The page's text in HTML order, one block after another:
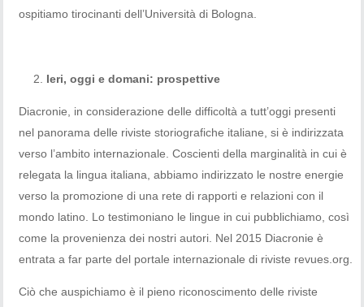
ospitiamo tirocinanti dell’Università di Bologna.
Ieri, oggi e domani: prospettive
Diacronie, in considerazione delle difficoltà a tutt’oggi presenti
nel panorama delle riviste storiografiche italiane, si è indirizzata
verso l’ambito internazionale. Coscienti della marginalità in cui è
relegata la lingua italiana, abbiamo indirizzato le nostre energie
verso la promozione di una rete di rapporti e relazioni con il
mondo latino. Lo testimoniano le lingue in cui pubblichiamo, così
come la provenienza dei nostri autori. Nel 2015 Diacronie è
entrata a far parte del portale internazionale di riviste revues.org.
Ciò che auspichiamo è il pieno riconoscimento delle riviste